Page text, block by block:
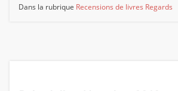
Dans la rubrique Recensions de livres Regards